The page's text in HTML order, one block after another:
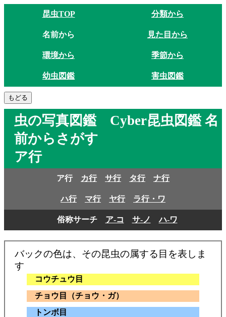
昆虫TOP 分類から
名前から 見た目から
環境から 季節から
幼虫図鑑 害虫図鑑
虫の写真図鑑 Cyber昆虫図鑑 名
前からさがす
ア行
ア行 カ行 サ行 タ行 ナ行
ハ行 マ行 ヤ行 ラ行・ワ
俗称サーチ ア-コ サ-ノ ハ-ワ
バックの色は、その昆虫の属する目を表しま
す
コウチュウ目
チョウ目（チョウ・ガ）
トンボ目